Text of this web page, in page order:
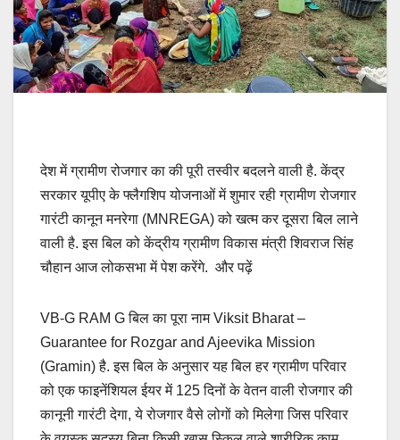
देश में ग्रामीण रोजगार का की पूरी तस्वीर बदलने वाली है. केंद्र
सरकार यूपीए के फ्लैगशिप योजनाओं में शुमार रही ग्रामीण रोजगार
गारंटी कानून मनरेगा (MNREGA) को खत्म कर दूसरा बिल लाने
वाली है. इस बिल को केंद्रीय ग्रामीण विकास मंत्री शिवराज सिंह
चौहान आज लोकसभा में पेश करेंगे. और पढ़ें
VB-G RAM G बिल का पूरा नाम Viksit Bharat –
Guarantee for Rozgar and Ajeevika Mission
(Gramin) है. इस बिल के अनुसार यह बिल हर ग्रामीण परिवार
को एक फाइनेंशियल ईयर में 125 दिनों के वेतन वाली रोजगार की
कानूनी गारंटी देगा, ये रोजगार वैसे लोगों को मिलेगा जिस परिवार